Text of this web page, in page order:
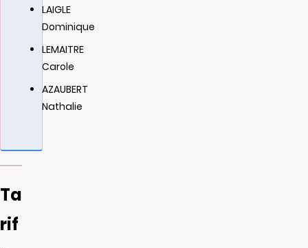
LAIGLE
Dominique
LEMAITRE
Carole
AZAUBERT
Nathalie
Ta
rif